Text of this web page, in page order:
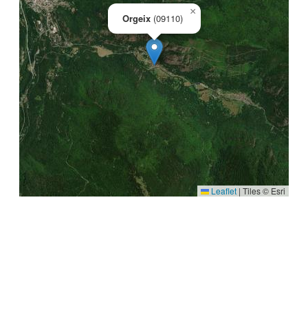
Orgeix (09110)
×
Leaflet | Tiles © Esri